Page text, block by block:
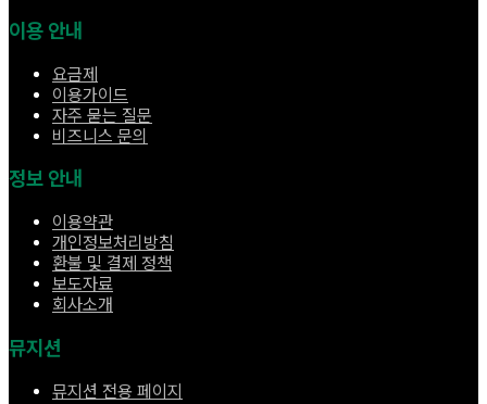
이용 안내
요금제
이용가이드
자주 묻는 질문
비즈니스 문의
정보 안내
이용약관
개인정보처리방침
환불 및 결제 정책
보도자료
회사소개
뮤지션
뮤지션 전용 페이지